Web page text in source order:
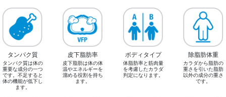
タンパク質
タンパク質は体の
重要な成分の一つ
です。不足すると
体の機能が低下し
ます。
皮下脂肪率
皮下脂肪は体の体
温やエネルギーを
溜める役割を持ち
ます。
ボディタイプ
体脂肪率と筋肉量
を考慮したカラダ
判定になります。
除脂肪体重
カラダから脂肪の
重さを引いた脂肪
以外の成分の重さ
です。